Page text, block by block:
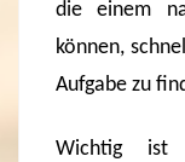
die einem
können,
Aufgabe zu
Wichtig ist